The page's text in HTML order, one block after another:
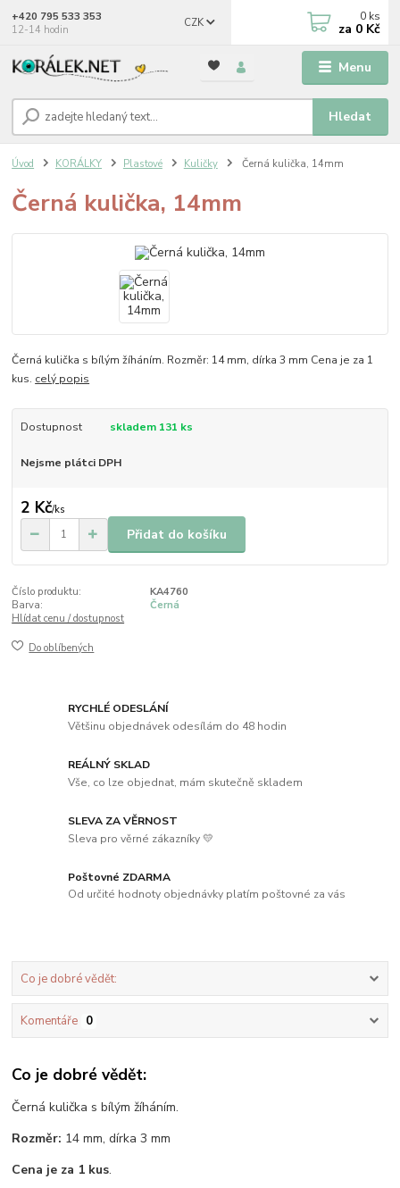
Menu
CZK
Hledat
+420 795 533 353
12-14 hodin
0 ks
za 0 Kč
Úvod KORÁLKY Plastové Kuličky Černá kulička, 14mm
Černá kulička, 14mm
Černá kulička s bílým žíháním. Rozměr: 14 mm, dírka 3 mm Cena je za 1
kus. celý popis
Dostupnost skladem 131 ks
Nejsme plátci DPH
2 Kč/ks
Přidat do košíku
Číslo produktu:
KA4760
Barva:
Černá
Hlídat cenu / dostupnost
Do oblíbených
RYCHLÉ ODESLÁNÍ
Většinu objednávek odesílám do 48 hodin
REÁLNÝ SKLAD
Vše, co lze objednat, mám skutečně skladem
SLEVA ZA VĚRNOST
Sleva pro věrné zákazníky 💛
Poštovné ZDARMA
Od určité hodnoty objednávky platím poštovné za vás
Co je dobré vědět:
Komentáře 0
Co je dobré vědět:
Černá kulička s bílým žíháním.
Rozměr: 14 mm, dírka 3 mm
Cena je za 1 kus.